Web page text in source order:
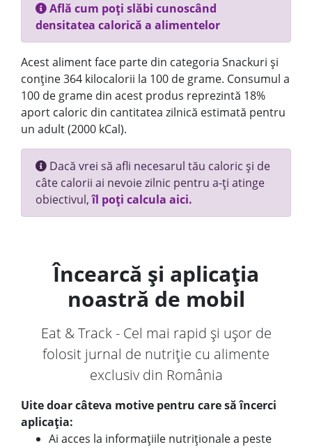
Află cum poți slăbi cunoscând
densitatea calorică a alimentelor
Acest aliment face parte din categoria Snackuri și
conține 364 kilocalorii la 100 de grame. Consumul a
100 de grame din acest produs reprezintă 18%
aport caloric din cantitatea zilnică estimată pentru
un adult (2000 kCal).
Dacă vrei să afli necesarul tău caloric și de
câte calorii ai nevoie zilnic pentru a-ți atinge
obiectivul,îl poți calcula aici.
Încearcă și aplicația
noastră de mobil
Eat & Track - Cel mai rapid și ușor de
folosit jurnal de nutriție cu alimente
exclusiv din România
Uite doar câteva motive pentru care să încerci
aplicația:
Ai acces la informațiile nutriționale a peste